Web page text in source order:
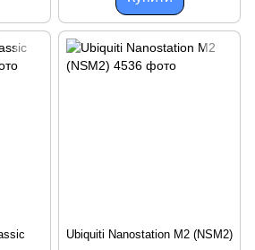
Ubiquiti Nanostation M2 (NSM2)